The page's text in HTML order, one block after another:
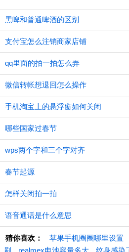
黑啤和普通啤酒的区别
支付宝怎么注销商家店铺
qq里面的拍一拍怎么弄
微信转帐想退回怎么操作
手机淘宝上的悬浮窗如何关闭
哪些国家过春节
wps两个字和三个字对齐
春节起源
怎样关闭拍一拍
语音通话是什么意思
猜你喜欢： 苹果手机圈圈哪里设置
剧
realmex电池容量多大 纹身感染